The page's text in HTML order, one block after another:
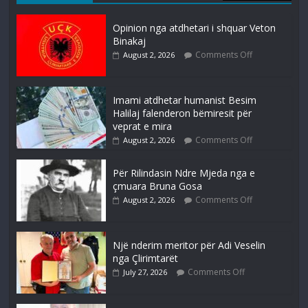
Opinion nga atdhetari i shquar Veton
Binakaj
August 2, 2026 Comments Off
Imami atdhetar humanist Besim
Halilaj falenderon bëmiresit për
veprat e mira
August 2, 2026 Comments Off
Për Rilindasin Ndre Mjeda nga e
çmuara Bruna Gosa
August 2, 2026 Comments Off
Një nderim meritor për Adi Veselin
nga Çlirimtarët
July 27, 2026 Comments Off